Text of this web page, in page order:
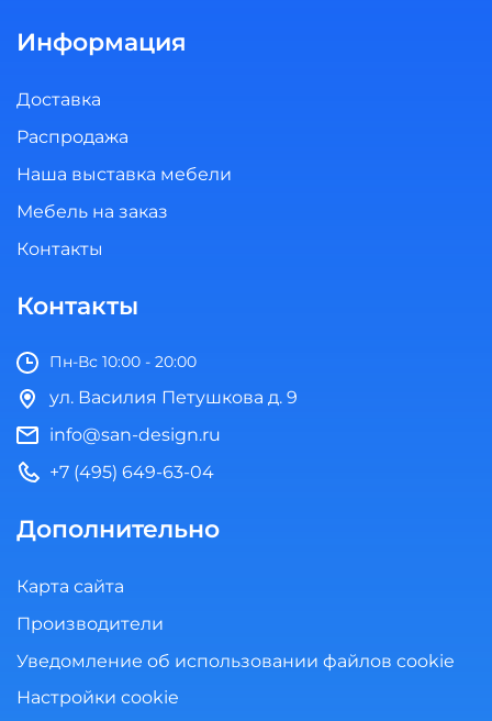
Информация
Доставка
Распродажа
Наша выставка мебели
Мебель на заказ
Контакты
Контакты
Пн-Вс 10:00 - 20:00
ул. Василия Петушкова д. 9
info@san-design.ru
+7 (495) 649-63-04
Дополнительно
Карта сайта
Производители
Уведомление об использовании файлов cookie
Настройки cookie